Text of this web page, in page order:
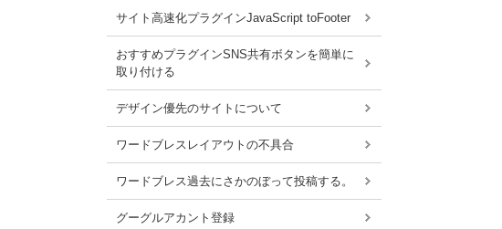
サイト高速化プラグインJavaScript toFooter
おすすめプラグインSNS共有ボタンを簡単に
取り付ける
デザイン優先のサイトについて
ワードブレスレイアウトの不具合
ワードブレス過去にさかのぼって投稿する。
グーグルアカント登録